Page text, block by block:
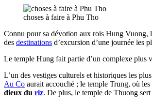
choses à faire à Phu Tho
Connu pour sa dévotion aux rois Hung Vuong,
des destinations d’excursion d’une journée les
Le temple Hung fait partie d’un complexe plus
L’un des vestiges culturels et historiques les
Au Co aurait accouché ; le temple Trung, où
dieux du riz. De plus, le temple de Thuong